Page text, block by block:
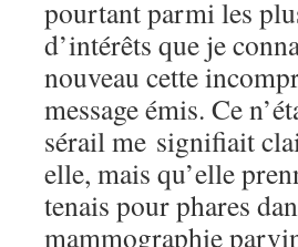
pourtant parmi les
d’intérêts que je
nouveau cette
message émis. Ce
sérail me signifiait
elle, mais qu’elle
tenais pour phares
mammographie